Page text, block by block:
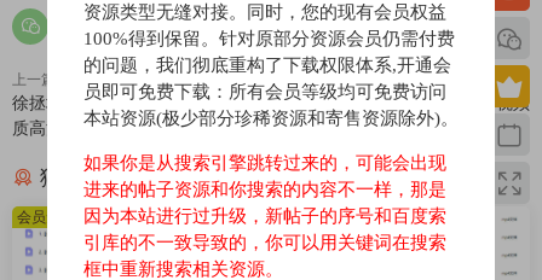
上一篇
徐拯场景进阶班第15期2019年【画
质高清只有视频】
下一篇
巧匠淘宝美工线上特战班51期视频
教程小丑主讲
猜你喜欢
会员免费 会员免费
资源类型无缝对接。同时，您的现有会员权益
100%得到保留。针对原部分资源会员仍需付费
的问题，我们彻底重构了下载权限体系,开通会
员即可免费下载：所有会员等级均可免费访问
本站资源(极少部分珍稀资源和寄售资源除外)。
如果你是从搜索引擎跳转过来的，可能会出现
进来的帖子资源和你搜索的内容不一样，那是
因为本站进行过升级，新帖子的序号和百度索
引库的不一致导致的，你可以用关键词在搜索
框中重新搜索相关资源。